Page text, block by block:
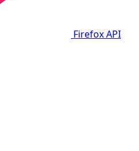
FirefoxAPI